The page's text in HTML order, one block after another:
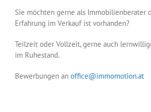
Sie möchten gerne als Immobilienberater
Erfahrung im Verkauf ist vorhanden?
Teilzeit oder Vollzeit, gerne auch
im Ruhestand.
Bewerbungen an office@immomotion.at